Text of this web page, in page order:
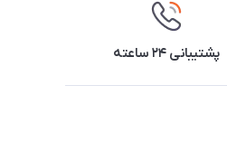
پشتیبانی ۲۴ ساعته